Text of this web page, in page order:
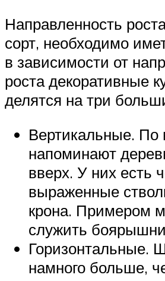
Направленность
сорт, необходимо
в зависимости от
роста декоративные
делятся на три
Вертикальные. По
напоминают
вверх. У них есть
выраженные
крона. Примером
служить
Горизонтальные.
намного больше,